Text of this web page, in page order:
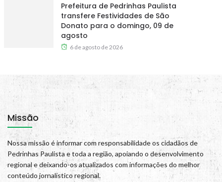
Prefeitura de Pedrinhas Paulista
transfere Festividades de São
Donato para o domingo, 09 de
agosto
6 de agosto de 2026
Missão
Nossa missão é informar com responsabilidade os cidadãos de
Pedrinhas Paulista e toda a região, apoiando o desenvolvimento
regional e deixando-os atualizados com informações do melhor
conteúdo jornalístico regional.